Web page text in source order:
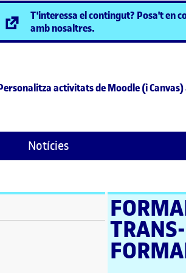
T'interessa el contingut? Posa't en
amb nosaltres.
següentactivitats de Moodle (i Canvas)
Notícies
nova)
TRANS­